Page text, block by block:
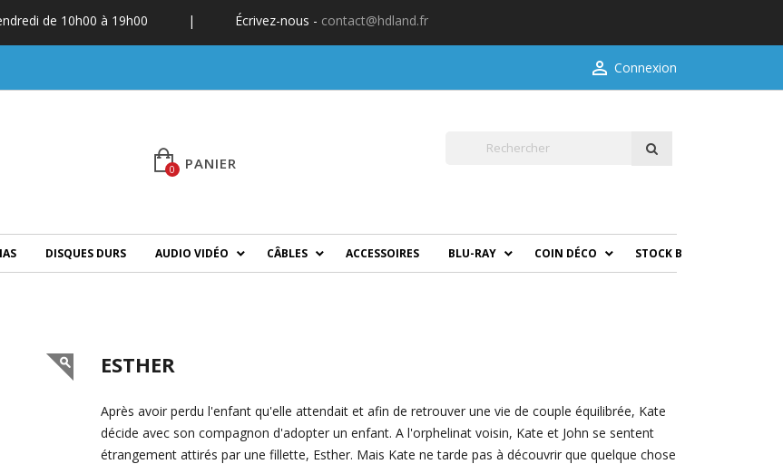
de 10h00 à 19h00 | Écrivez-nous - contact@hdland.fr
 Connexion
PANIER
0
DISQUES DURS AUDIO VIDÉO CÂBLES ACCESSOIRES BLU-RAY COIN DÉCO STOCK B
ESTHER
Après avoir perdu l'enfant qu'elle attendait et afin de retrouver une vie de couple équilibrée, Kate
décide avec son compagnon d'adopter un enfant. A l'orphelinat voisin, Kate et John se sentent
étrangement attirés par une fillette, Esther. Mais Kate ne tarde pas à découvrir que quelque chose